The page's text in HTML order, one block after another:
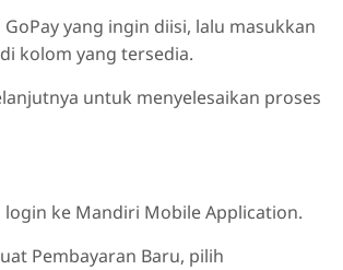
yang ingin diisi, lalu masukkan
kolom yang tersedia.
untuk menyelesaikan proses
login ke Mandiri Mobile Application.
Pembayaran Baru, pilih